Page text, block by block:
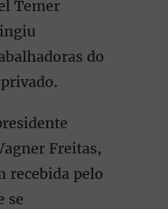
Temer
do
Freitas,
recebida pelo
se